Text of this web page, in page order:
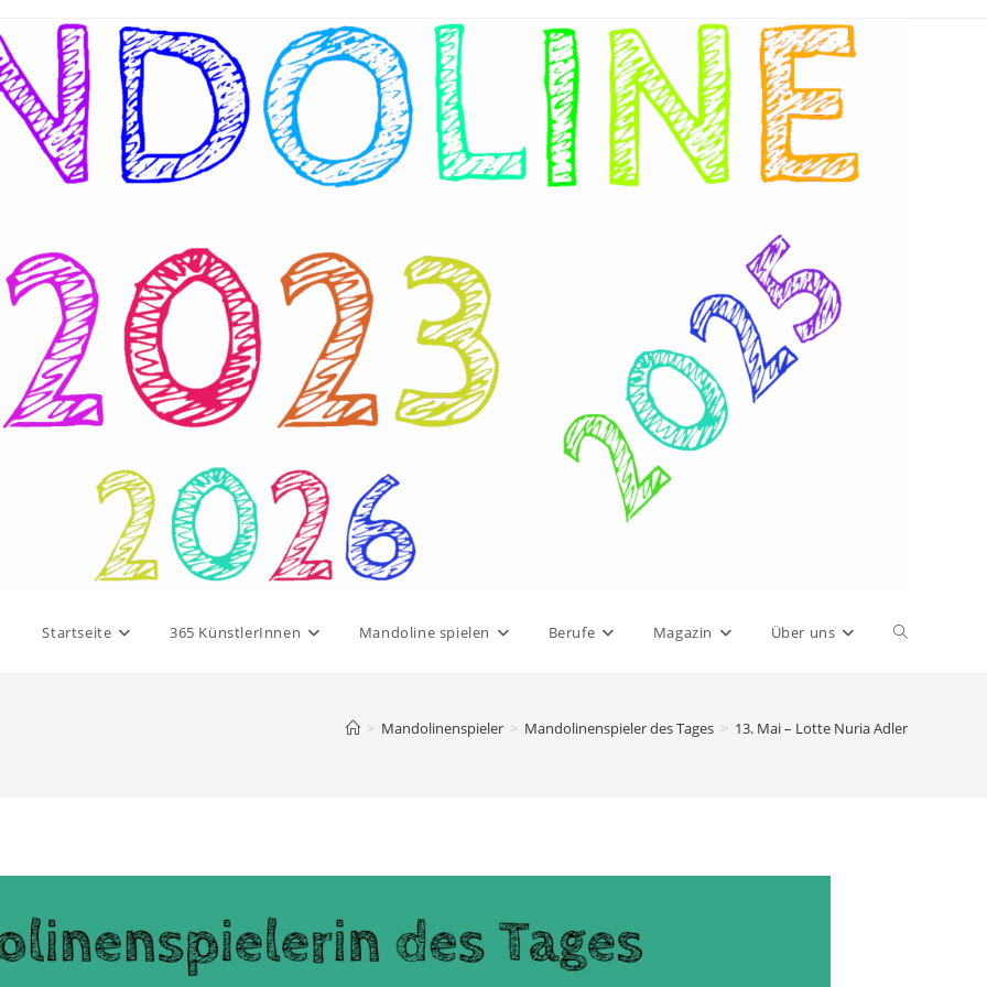
Startseite 365 KünstlerInnen Mandoline spielen Berufe Magazin Über uns
> Mandolinenspieler > Mandolinenspieler des Tages > 13. Mai – Lotte Nuria Adler